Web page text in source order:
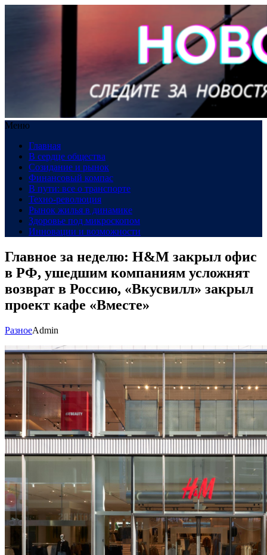
Меню
Главная
В сердце общества
Созидание и рынок
Финансовый компас
В пути: все о транспорте
Техно-революция
Рынок жилья в динамике
Здоровье под микроскопом
Инновации и возможности
Главное за неделю: H&M закрыл офис
в РФ, ушедшим компаниям усложнят
возврат в Россию, «Вкусвилл» закрыл
проект кафе «Вместе»
РазноеAdmin